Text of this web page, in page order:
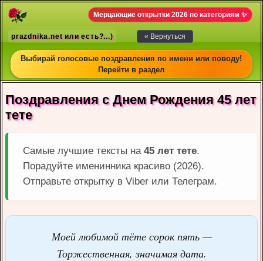
Мерцающие открытки 2026 по категориям ✨
prazdnika.net или есть?...) « Вернуться
Выбирай голосовые поздравления по имени или поводу!
Перейти в раздел
Поздравления с Днем Рождения 45 лет
тете
Самые лучшие тексты на 45 лет тете.
Порадуйте именинника красиво (2026).
Отправьте открытку в Viber или Телеграм.
Моей любимой тёте сорок пять —
Торжественная, значимая дата.